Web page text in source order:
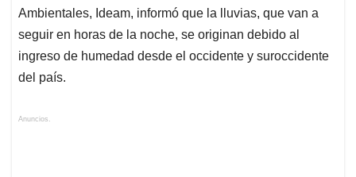
Ambientales, Ideam, informó que la lluvias, que van a
seguir en horas de la noche, se originan debido al
ingreso de humedad desde el occidente y suroccidente
del país.
Anuncios.